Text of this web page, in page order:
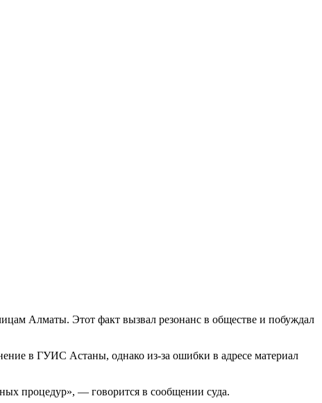
Алматы. Этот факт вызвал резонанс в обществе и побуждал
в ГУИС Астаны, однако из-за ошибки в адресе материал
процедур», — говорится в сообщении суда.